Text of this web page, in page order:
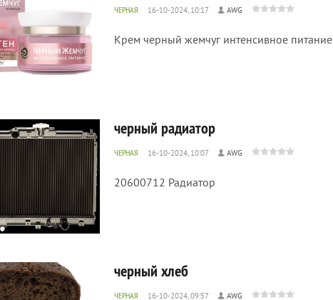
ЧЕРНАЯ 16-10-2024, 10:17 AWG
Крем черный жемчуг интенсивное питание
черный радиатор
ЧЕРНАЯ 16-10-2024, 10:07 AWG
20600712 Радиатор
черный хлеб
ЧЕРНАЯ 16-10-2024, 09:57 AWG